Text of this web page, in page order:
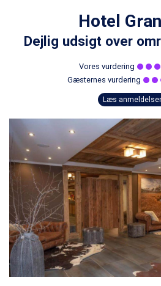
Hotel
Dejlig udsigt over
Vores vurdering
Gæsternes vurdering
Læs anmeldelser